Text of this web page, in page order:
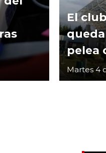
El
pelea
Martes 4